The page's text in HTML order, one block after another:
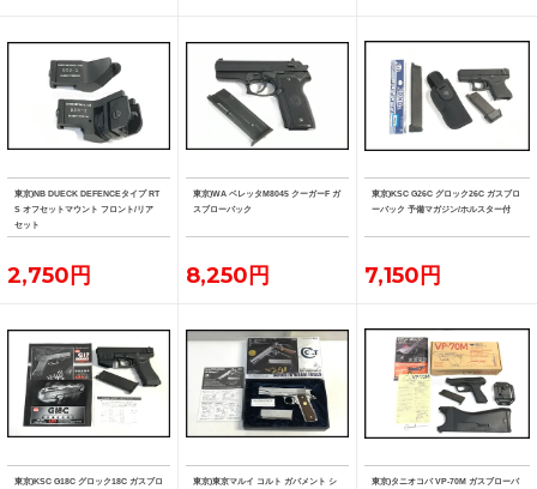
東京)NB DUECK DEFENCEタイプ RT
S オフセットマウント フロント/リア
セット
2,750円
東京)WA ベレッタM8045 クーガーF ガ
スブローバック
8,250円
東京)KSC G26C グロック26C ガスブロ
ーバック 予備マガジン/ホルスター付
7,150円
東京)KSC G18C グロック18C ガスブロ
東京)東京マルイ コルト ガバメント シ
東京)タニオコバ VP-70M ガスブローバ